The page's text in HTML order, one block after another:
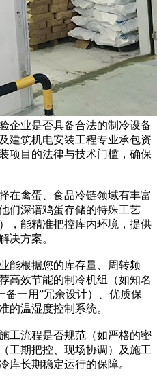
业是否具备合法的制冷设备
建筑机电安装工程专业承包资
项目的法律与技术门槛，确保
禽蛋、食品冷链领域有丰富
们深谙鸡蛋存储的特殊工艺
，能精准把控库内环境，提供
决方案。
根据您的库存量、周转频
高效节能的制冷机组（如知名
备一用”冗余设计）、优质保
的温湿度控制系统。
流程是否规范（如严格的密
工期把控、现场协调）及施工
库长期稳定运行的保障。